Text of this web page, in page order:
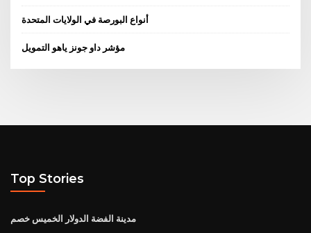
أنواع البورصة في الولايات المتحدة
مؤشر داو جونز ياهو التمويل
Top Stories
مدينة الفضة الدولار الخميس خصم